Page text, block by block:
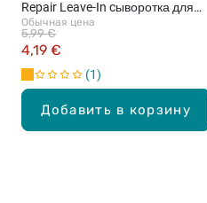
Добавить в корзину
Repair Leave-In cыворотка для
повреждённых и ослабленных
волос, 100мл
Обычная цена
4,19 €
5,99 €
1